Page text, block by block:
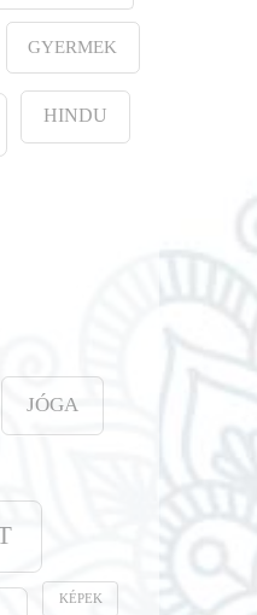
GYERMEK
HINDU
JÓGA
KÉPEK